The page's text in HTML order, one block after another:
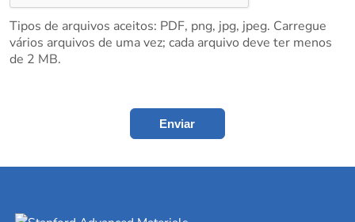
Tipos de arquivos aceitos: PDF, png, jpg, jpeg. Carregue
vários arquivos de uma vez; cada arquivo deve ter menos
de 2 MB.
Enviar